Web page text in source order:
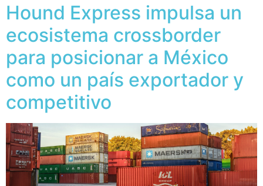
Hound Express impulsa un
ecosistema crossborder
para posicionar a México
como un país exportador y
competitivo